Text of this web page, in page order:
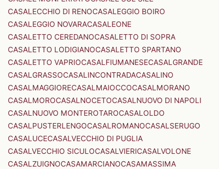
CASALECCHIO DI RENOCASALEGGIO BOIRO
CASALEGGIO NOVARACASALEONE
CASALETTO CEREDANOCASALETTO DI SOPRA
CASALETTO LODIGIANOCASALETTO SPARTANO
CASALETTO VAPRIOCASALFIUMANESECASALGRANDE
CASALGRASSOCASALINCONTRADACASALINO
CASALMAGGIORECASALMAIOCCOCASALMORANO
CASALMOROCASALNOCETOCASALNUOVO DI NAPOLI
CASALNUOVO MONTEROTAROCASALOLDO
CASALPUSTERLENGOCASALROMANOCASALSERUGO
CASALUCECASALVECCHIO DI PUGLIA
CASALVECCHIO SICULOCASALVIERICASALVOLONE
CASALZUIGNOCASAMARCIANOCASAMASSIMA